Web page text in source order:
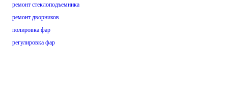
ремонт стеклоподъемника
ремонт дворников
полировка фар
регулировка фар